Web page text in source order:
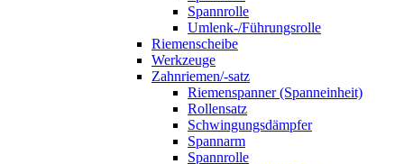
Spannrolle
Umlenk-/Führungsrolle
Riemenscheibe
Werkzeuge
Zahnriemen/-satz
Riemenspanner (Spanneinheit)
Rollensatz
Schwingungsdämpfer
Spannarm
Spannrolle